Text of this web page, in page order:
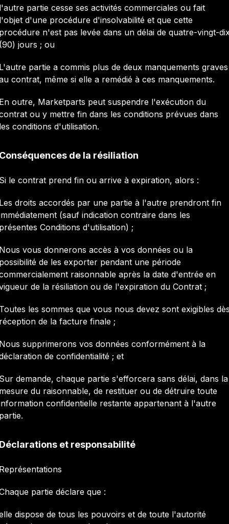
partie cesse ses activités commerciales ou fait
d'une procédure d'insolvabilité et que cette
n'est pas levée dans un délai de quatre-vingt-
jours ; ou
partie a commis plus de deux manquements graves
contrat, même si elle a remédié à ces manquements.
outre, Marketparts peut suspendre l'exécution du
ou y mettre fin dans les conditions prévues dans
conditions d'utilisation.
de la résiliation
le contrat prend fin ou arrive à expiration, alors :
droits accordés par une partie à l'autre prendront fin
(sauf indication contraire dans les
Conditions d'utilisation) ;
vous donnerons accès à vos données ou la
de les exporter pendant une période
raisonnable après la date d'entrée en
de la résiliation ou de l'expiration du Contrat ;
les sommes que vous nous devez sont exigibles
de la facture finale ;
supprimerons vos données conformément à la
de confidentialité ; et
demande, chaque partie s'efforcera sans délai, dans la
du raisonnable, de restituer ou de détruire toute
confidentielle restante appartenant à l'autre
et responsabilité
partie déclare que :
dispose de tous les pouvoirs et de toute l'autorité